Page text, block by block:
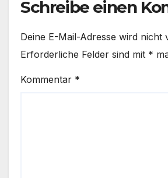
Schreibe einen
Deine E-Mail-Adresse wird nicht
Erforderliche Felder sind mit *
Kommentar *